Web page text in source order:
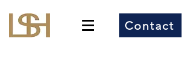
Contact